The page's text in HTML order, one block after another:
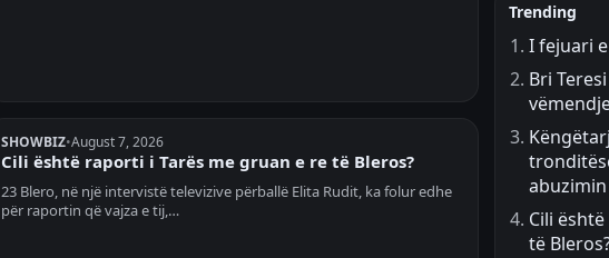
SHOWBIZ•August 7, 2026
Cili është raporti i Tarës me gruan e re të Bleros?
23 Blero, në një intervistë televizive përballë Elita Rudit, ka folur edhe
për raportin që vajza e tij,…
Trending
I fejuari
Bri
Cili
të